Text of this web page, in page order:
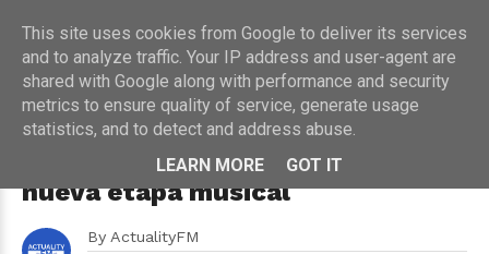
HOME›MÚSICA
Nil Moliner presenta “Me acuerdo
de ti”, un himno emocional de su
nueva etapa musical
By ActualityFM
This site uses cookies from Google to deliver its services
and to analyze traffic. Your IP address and user-agent are
shared with Google along with performance and security
metrics to ensure quality of service, generate usage
statistics, and to detect and address abuse.
LEARN MORE
GOT IT